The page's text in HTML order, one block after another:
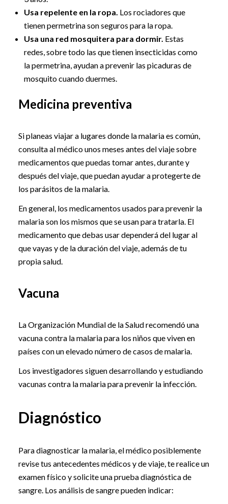
Usa repelente en la ropa. Los rociadores que
tienen permetrina son seguros para la ropa.
Usa una red mosquitera para dormir. Estas
redes, sobre todo las que tienen insecticidas como
la permetrina, ayudan a prevenir las picaduras de
mosquito cuando duermes.
Medicina preventiva
Si planeas viajar a lugares donde la malaria es común,
consulta al médico unos meses antes del viaje sobre
medicamentos que puedas tomar antes, durante y
después del viaje, que puedan ayudar a protegerte de
los parásitos de la malaria.
En general, los medicamentos usados para prevenir la
malaria son los mismos que se usan para tratarla. El
medicamento que debas usar dependerá del lugar al
que vayas y de la duración del viaje, además de tu
propia salud.
Vacuna
La Organización Mundial de la Salud recomendó una
vacuna contra la malaria para los niños que viven en
países con un elevado número de casos de malaria.
Los investigadores siguen desarrollando y estudiando
vacunas contra la malaria para prevenir la infección.
Diagnóstico
Para diagnosticar la malaria, el médico posiblemente
revise tus antecedentes médicos y de viaje, te realice un
examen físico y solicite una prueba diagnóstica de
sangre. Los análisis de sangre pueden indicar: